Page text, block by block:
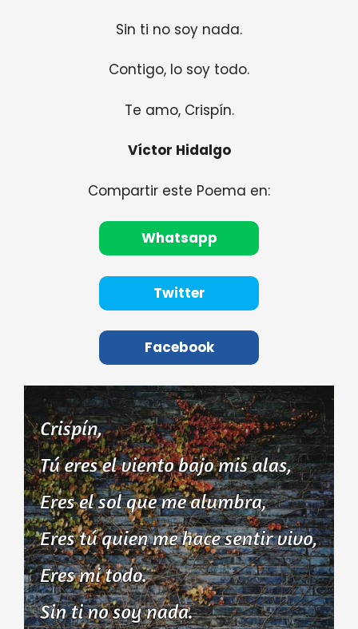
Sin ti no soy nada.
Contigo, lo soy todo.
Te amo, Crispín.
Víctor Hidalgo
Compartir este Poema en:
Whatsapp
Twitter
Facebook